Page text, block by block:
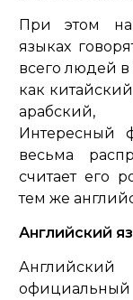
При этом на
языках
всего людей в
как
арабский,
Интересный
весьма
считает его
тем же
Английский